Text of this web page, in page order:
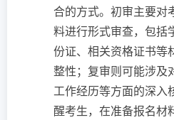
合的方式。初审主要对
料进行形式审查，包括
份证、相关资格证书等
整性；复审则可能涉及
工作经历等方面的深入
醒考生，在准备报名材